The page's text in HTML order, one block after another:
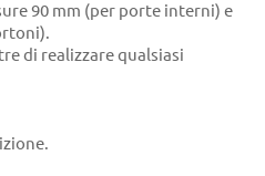
90 mm (per porte interni) e
di realizzare qualsiasi